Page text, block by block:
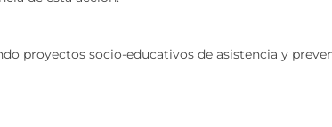
proyectos socio-educativos de asistencia y